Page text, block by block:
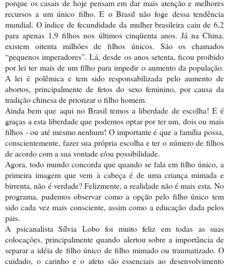
porque os casais de hoje pensam em dar mais atenção e melhores
recursos a um único filho. E o Brasil não foge dessa tendência
mundial. O índice de fecundidade da mulher brasileira caiu de 6,2
para apenas 1,9 filhos nos últimos cinqüenta anos. Já na China,
existem oitenta milhões de filhos únicos. São os chamados
“pequenos imperadores”. Lá, desde os anos setenta, ficou proibido
por lei ter mais de um filho para impedir o aumento da população.
A lei é polêmica e tem sido responsabilizada pelo aumento de
abortos, principalmente de fetos do sexo feminino, por causa da
tradição chinesa de priorizar o filho homem.
Ainda bem que aqui no Brasil temos a liberdade de escolha! E é
graças a esta liberdade que podemos optar por ter um, dois ou mais
filhos - ou até mesmo nenhum! O importante é que a família possa,
conscientemente, fazer sua própria escolha e ter o número de filhos
de acordo com a sua vontade e/ou possibilidade.
Agora, todo mundo concorda que quando se fala em filho único, a
primeira imagem que vem à cabeça é de uma criança mimada e
birrenta, não é verdade? Felizmente, a realidade não é mais esta. No
programa, pudemos observar como a opção pelo filho único tem
sido cada vez mais consciente, assim como a educação dada pelos
pais.
A psicanalista Sílvia Lobo foi muito feliz em todas as suas
colocações, principalmente quando alertou sobre a importância de
separar a idéia de filho único de filho mimado ou traumatizado. O
cuidado, o carinho e o afeto são essenciais ao desenvolvimento